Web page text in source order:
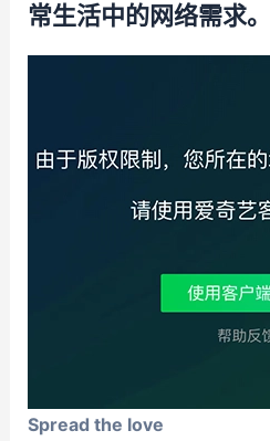
常生活中的网络需求。
Spread the love